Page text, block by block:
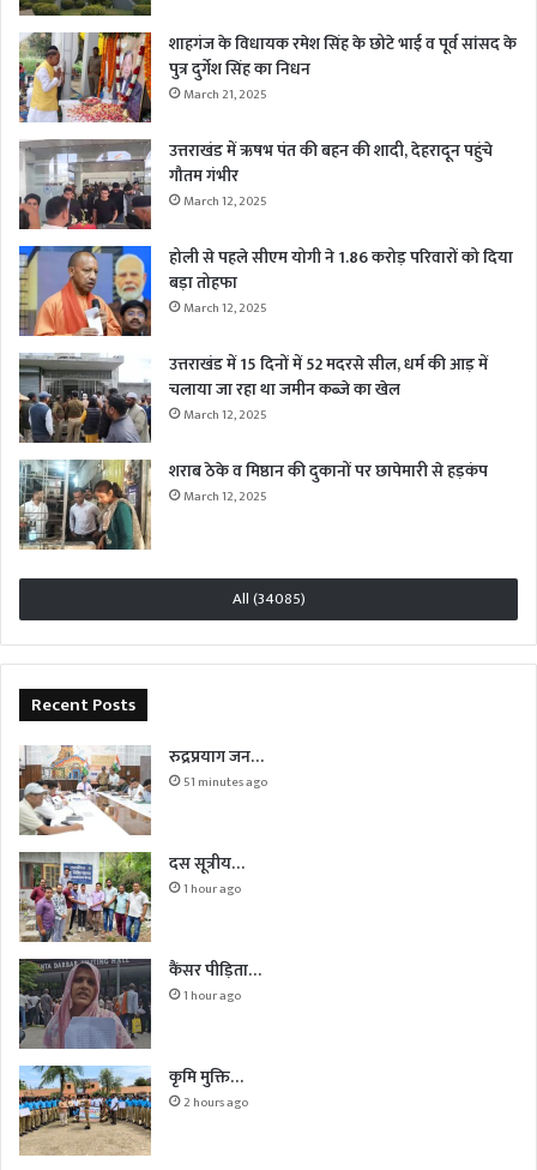
शाहगंज के विधायक रमेश सिंह के छोटे भाई व पूर्व सांसद के
पुत्र दुर्गेश सिंह का निधन
March 21, 2025
उत्तराखंड में ऋषभ पंत की बहन की शादी, देहरादून पहुंचे
गौतम गंभीर
March 12, 2025
होली से पहले सीएम योगी ने 1.86 करोड़ परिवारों को दिया
बड़ा तोहफा
March 12, 2025
उत्तराखंड में 15 दिनों में 52 मदरसे सील, धर्म की आड़ में
चलाया जा रहा था जमीन कब्जे का खेल
March 12, 2025
शराब ठेके व मिष्ठान की दुकानों पर छापेमारी से हड़कंप
March 12, 2025
All (34085)
Recent Posts
रुद्रप्रयाग जन…
51 minutes ago
दस सूत्रीय…
1 hour ago
कैंसर पीड़िता…
1 hour ago
कृमि मुक्ति…
2 hours ago